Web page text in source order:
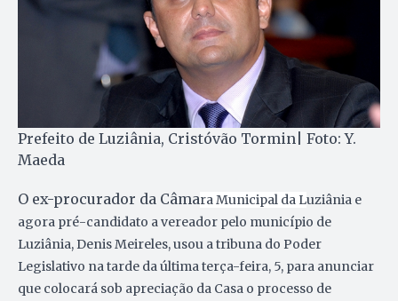
Prefeito de Luziânia, Cristóvão Tormin| Foto: Y.
Maeda
O ex-procurador da Câmara Municipal da Luziânia e
agora pré-candidato a vereador pelo município de
Luziânia, Denis Meireles, usou a tribuna do Poder
Legislativo na tarde da última terça-feira, 5, para anunciar
que colocará sob apreciação da Casa o processo de